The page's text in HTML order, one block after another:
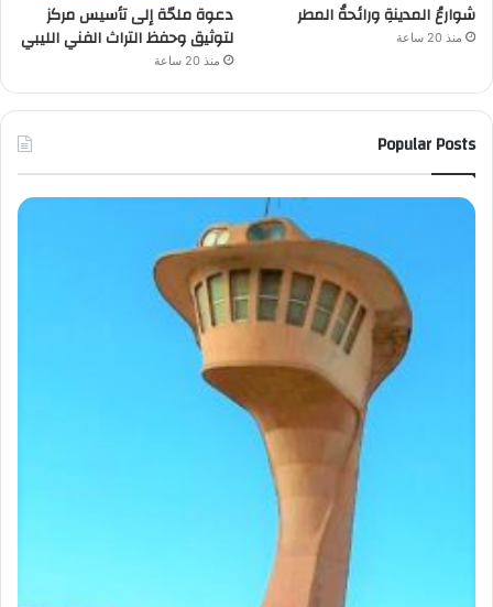
شوارعُ المدينةِ ورائحةُ المطر
منذ 20 ساعة
دعوة ملحّة إلى تأسيس مركز
لتوثيق وحفظ التراث الفني الليبي
منذ 20 ساعة
Popular Posts